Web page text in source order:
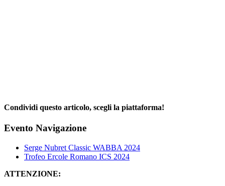
Condividi questo articolo, scegli la piattaforma!
Facebook
X
Reddit
LinkedIn
WhatsApp
Telegram
Tumblr
Pinterest
Email
Evento Navigazione
Serge Nubret Classic WABBA 2024
Trofeo Ercole Romano ICS 2024
ATTENZIONE: